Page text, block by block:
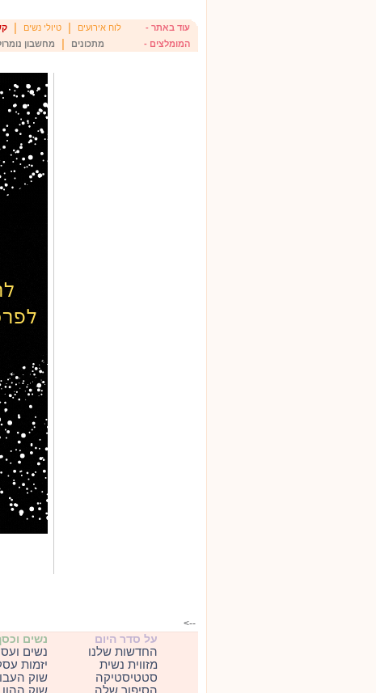
עוד באתר - לוח אירועים |טיולי נשים |
המומלצים - מתכונים מחשבון
-->
על סדר היום
החדשות שלנו
מזווית נשית
סטטיסטיקה
נשים
נשים
יזמות
שוק